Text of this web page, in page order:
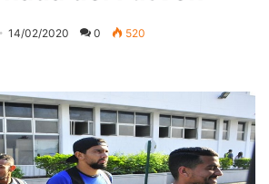
14/02/2020 0 520